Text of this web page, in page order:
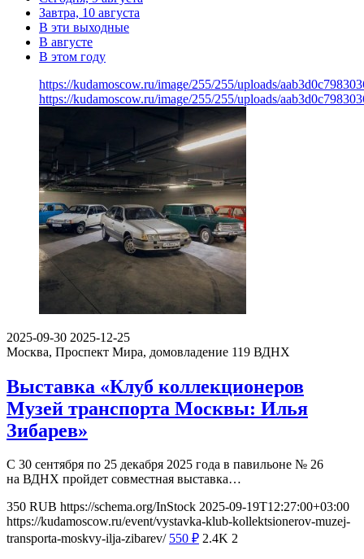
Завтра, 10 августа
В эти выходные
В августе
В этом году
https://kudamoscow.ru/image/255/255/uploads/
https://kudamoscow.ru/image/255/255/uploads/
2025-09-30 2025-12-25
Москва, Проспект Мира, домовладение 119 ВДНХ
Выставка «Клуб коллекционеров
Музей транспорта Москвы: Илья
Зибарев»
С 30 сентября по 25 декабря 2025 года в павильоне № 26
на ВДНХ пройдет совместная выставка…
350 RUB https://schema.org/InStock 2025-09-19T12:27:00+03:00
https://kudamoscow.ru/event/vystavka-klub-kollektsionerov-muzej-
transporta-moskvy-ilja-zibarev/ 550 ₽ 2.4K 2